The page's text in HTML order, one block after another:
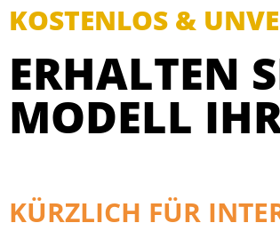
KOSTENLOS &
ERHALTEN
MODELL
KÜRZLICH FÜR